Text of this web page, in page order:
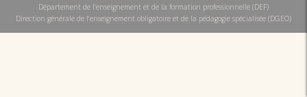
Département de l'enseignement et de la formation professionnelle (DEF)
Direction générale de l'enseignement obligatoire et de la pédagogie spécialisée (DGEO)